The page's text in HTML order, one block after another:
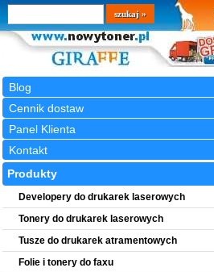
Blog
Cennik dostaw
Panel Klienta
Kontakt
Wyszukiwarka
szukaj
Produkty
Developery do drukarek laserowych
Tonery do drukarek laserowych
Tusze do drukarek atramentowych
Folie i tonery do faxu